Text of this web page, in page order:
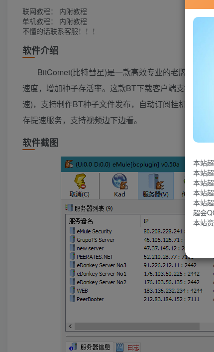
联网教程： 内附教程
单机教程： 内附教程
不懂的话联系客服！！！
软件介绍
BitComet(比特彗星)是一款高效专业的老牌国产
速度，增加种子存活率。这款BT下载客户端支持BT/
速)，支持制作BT种子文件发布，自动订阅挂机做种
存提速服务，支持视频边下边看。
软件截图
本站
本站
本站
本站
本站
超会
本站